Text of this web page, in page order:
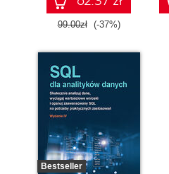
99.00zł (-37%)
Bestseller